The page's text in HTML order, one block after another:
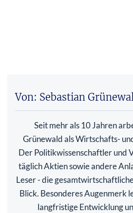
Von: Sebastian
Seit mehr als 10 Jahren
Grünewald als Wirtschafts-
Der Politikwissenschaftler und
täglich Aktien sowie andere
Leser - die
Blick. Besonderes Augenmerk
langfristige Entwicklung